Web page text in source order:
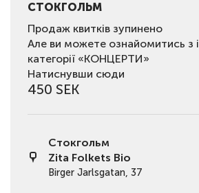
СТОКГОЛЬМ
Продаж квитків зупинено
Але ви можете ознайомитись з
категорії «КОНЦЕРТИ»
Натиснувши сюди
450 SEK
Стокгольм
Zita Folkets Bio
Birger Jarlsgatan, 37